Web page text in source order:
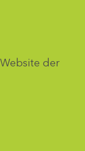
der